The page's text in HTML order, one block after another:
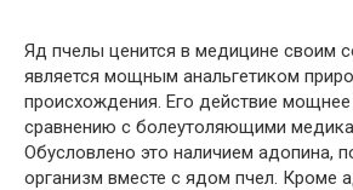
Яд пчелы ценится в медицине своим
является мощным анальгетиком
происхождения. Его действие мощнее
сравнению с болеутоляющими
Обусловлено это наличием адопина,
организм вместе с ядом пчел. Кроме